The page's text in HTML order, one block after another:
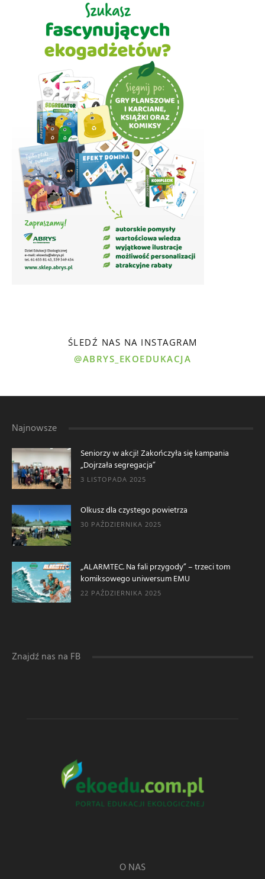
ŚLEDŹ NAS NA INSTAGRAM
@ABRYS_EKOEDUKACJA
Najnowsze
Seniorzy w akcji! Zakończyła się kampania
„Dojrzała segregacja”
3 LISTOPADA 2025
Olkusz dla czystego powietrza
30 PAŹDZIERNIKA 2025
„ALARMTEC. Na fali przygody” – trzeci tom
komiksowego uniwersum EMU
22 PAŹDZIERNIKA 2025
Znajdź nas na FB
O NAS